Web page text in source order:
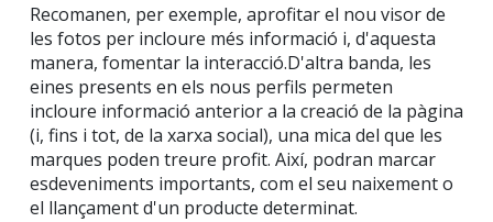
Recomanen, per exemple, aprofitar el nou visor de
les fotos per incloure més informació i, d'aquesta
manera, fomentar la interacció.D'altra banda, les
eines presents en els nous perfils permeten
incloure informació anterior a la creació de la pàgina
(i, fins i tot, de la xarxa social), una mica del que les
marques poden treure profit. Així, podran marcar
esdeveniments importants, com el seu naixement o
el llançament d'un producte determinat.